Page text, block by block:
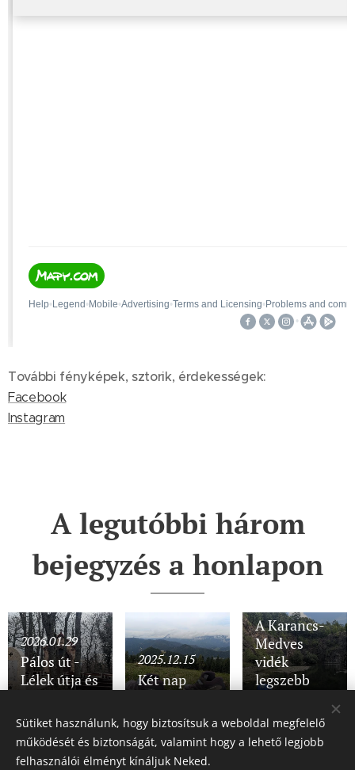
További fényképek, sztorik, érdekességek:
Facebook
Instagram
A legutóbbi három
bejegyzés a honlapon
2026.01.29
Pálos út -
Lélek útja és
2025.12.15
Két nap
A Karancs-
Medves
vidék
legszebb
Sütiket használunk, hogy biztosítsuk a weboldal megfelelő
működését és biztonságát, valamint hogy a lehető legjobb
felhasználói élményt kínáljuk Neked.